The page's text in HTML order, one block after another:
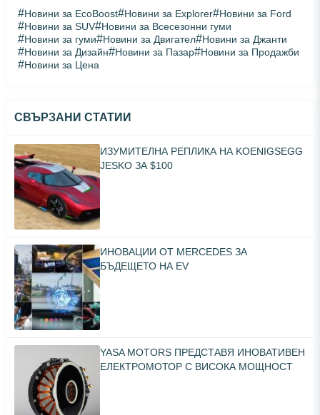
#Новини за EcoBoost#Новини за Explorer#Новини за Ford
#Новини за SUV#Новини за Всесезонни гуми
#Новини за гуми#Новини за Двигател#Новини за Джанти
#Новини за Дизайн#Новини за Пазар#Новини за Продажби
#Новини за Цена
СВЪРЗАНИ СТАТИИ
ИЗУМИТЕЛНА РЕПЛИКА НА KOENIGSEGG
JESKO ЗА $100
ИНОВАЦИИ ОТ MERCEDES ЗА
БЪДЕЩЕТО НА EV
YASA MOTORS ПРЕДСТАВЯ ИНОВАТИВЕН
ЕЛЕКТРОМОТОР С ВИСОКА МОЩНОСТ